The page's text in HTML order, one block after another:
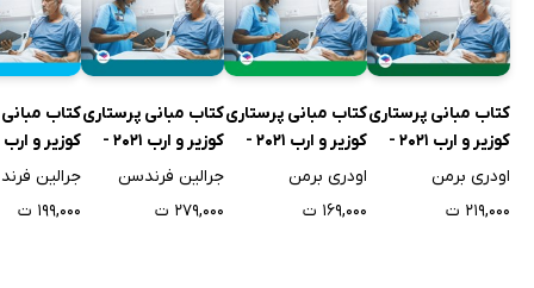
کتاب مبانی پرستاری
کوزیر و ارب 2021 -
جلد اول
اودری برمن
۲۱۹,۰۰۰ ت
کتاب مبانی پرستاری
کوزیر و ارب 2021 -
جلد دوم
اودری برمن
۱۶۹,۰۰۰ ت
کتاب مبانی پرستاری
کوزیر و ارب 2021 -
جلد سوم
جرالین فرندسن
۲۷۹,۰۰۰ ت
کتاب
جلد چهارم
جرالین
۱۹۹,۰۰۰ ت